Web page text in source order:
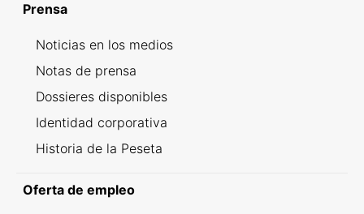
Prensa
Noticias en los medios
Notas de prensa
Dossieres disponibles
Identidad corporativa
Historia de la Peseta
Oferta de empleo